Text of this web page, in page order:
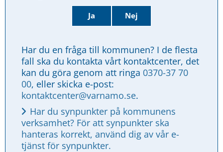
Ja Nej
Har du en fråga till kommunen? I de flesta
fall ska du kontakta vårt kontaktcenter, det
kan du göra genom att ringa 0370-37 70
00
kontaktcenter@varnamo.se.
Har du synpunkter på kommunens
verksamhet? För att synpunkter ska
hanteras korrekt, använd dig av vår e-
tjänst för synpunkter.